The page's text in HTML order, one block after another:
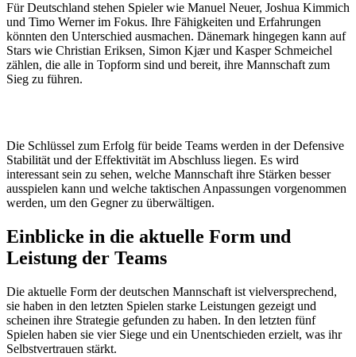
Für Deutschland stehen Spieler wie Manuel Neuer, Joshua Kimmich
und Timo Werner im Fokus. Ihre Fähigkeiten und Erfahrungen
könnten den Unterschied ausmachen. Dänemark hingegen kann auf
Stars wie Christian Eriksen, Simon Kjær und Kasper Schmeichel
zählen, die alle in Topform sind und bereit, ihre Mannschaft zum
Sieg zu führen.
Die Schlüssel zum Erfolg für beide Teams werden in der Defensive
Stabilität und der Effektivität im Abschluss liegen. Es wird
interessant sein zu sehen, welche Mannschaft ihre Stärken besser
ausspielen kann und welche taktischen Anpassungen vorgenommen
werden, um den Gegner zu überwältigen.
Einblicke in die aktuelle Form und
Leistung der Teams
Die aktuelle Form der deutschen Mannschaft ist vielversprechend,
sie haben in den letzten Spielen starke Leistungen gezeigt und
scheinen ihre Strategie gefunden zu haben. In den letzten fünf
Spielen haben sie vier Siege und ein Unentschieden erzielt, was ihr
Selbstvertrauen stärkt.